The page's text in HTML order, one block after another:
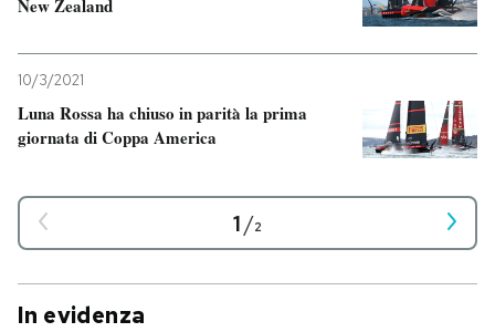
New Zealand
10/3/2021
Luna Rossa ha chiuso in parità la prima
giornata di Coppa America
1/2
In evidenza